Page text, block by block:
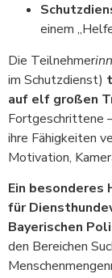
einem
Die Teilnehmer
im Schutzdienst)
auf elf großen
Fortgeschrittene
ihre Fähigkeiten
Motivation,
Ein besonderes
für
Bayerischen
den Bereichen